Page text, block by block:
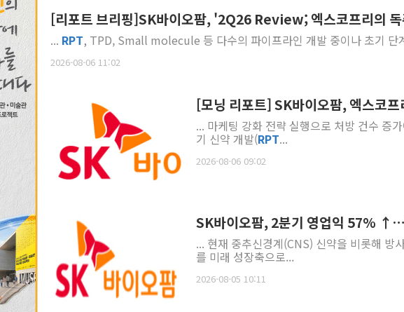
[리포트 브리핑]SK바이오팜, '2Q26 Review; 엑스코프리의
... RPT, TPD, Small molecule 등 다수의 파이프라인 개발 중이나 초기 단
2026-08-06 11:02
[모닝 리포트] SK바이오팜, 엑스코
... 마케팅 강화 전략 실행으로 처방 건수 증
기 신약 개발(RPT...
2026-08-06 09:02
SK바이오팜, 2분기 영업익 57% ↑…
... 현재 중추신경계(CNS) 신약을 비롯해 방
를 미래 성장축으로...
2026-08-05 10:11